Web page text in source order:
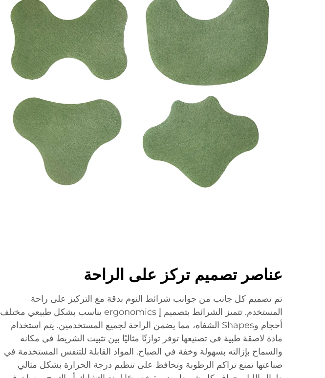
عناصر تصميم تركز على الراحة
تم تصميم كل جانب من جوانب شرائط النوم بدقة مع التركيز على راحة
المستخدم. تتميز الشرائط بتصميم إ ergonomics يناسب بشكل طبيعي مختلف
أحجام وShapes الشفاه، مما يضمن الراحة لجميع المستخدمين. يتم استخدام
مادة لاصقة طبية في تصنيعها توفر توازنًا مثاليًا بين تثبيت الشريط في مكانه
والسماح بإزالته بسهولة وخفة في الصباح. المواد القابلة للتنفس المستخدمة في
صناعتها تمنع تراكم الرطوبة وتحافظ على تنظيم درجة الحرارة بشكل مثالي